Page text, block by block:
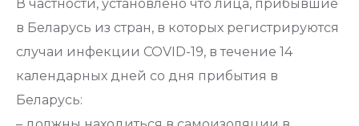
В частности, установлено что лица, прибывшие
в Беларусь из стран, в которых регистрируются
случаи инфекции COVID-19, в течение 14
календарных дней со дня прибытия в
Беларусь: